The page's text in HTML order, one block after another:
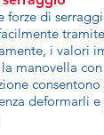
forze di
i valori
manovella
deformarli